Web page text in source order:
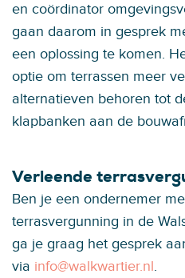
en coördinator
gaan daarom in gesprek
een oplossing te komen.
optie om terrassen meer
alternatieven behoren tot
klapbanken aan de
Verleende
Ben je een ondernemer
terrasvergunning in de
ga je graag het gesprek
via info@walkwartier.nl.